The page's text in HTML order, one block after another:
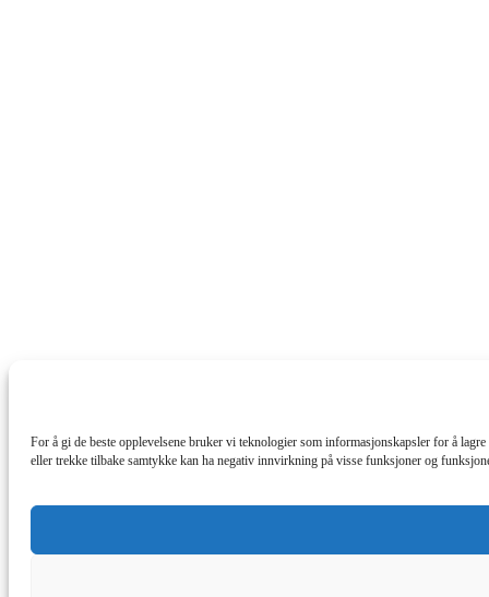
For å gi de beste opplevelsene bruker vi teknologier som informasjonskapsler for å
eller trekke tilbake samtykke kan ha negativ innvirkning på visse funksjoner og